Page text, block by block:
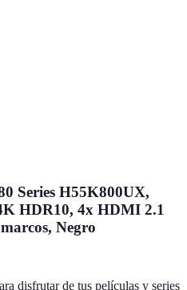
Series H55K800UX,
HDR10, 4x HDMI 2.1
Negro
disfrutar de tus películas y series